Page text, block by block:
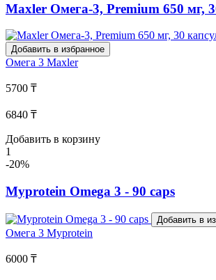
Maxler Омега-3, Premium 650 мг,
Добавить в избранное
Омега 3 Maxler
5700 ₸
6840 ₸
Добавить в корзину
1
-20%
Myprotein Omega 3 - 90 caps
Добавить в
Омега 3 Myprotein
6000 ₸